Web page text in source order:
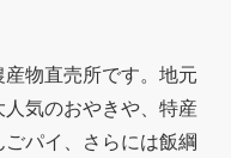
物直売所です。地元
気のおやきや、特産
パイ、さらには飯綱